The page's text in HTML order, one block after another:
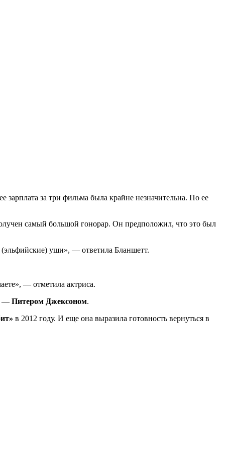
зарплата за три фильма была крайне незначительна. По ее
самый большой гонорар. Он предположил, что это был
уши», — ответила Бланшетт.
— отметила актриса.
— Питером Джексоном.
в 2012 году. И еще она выразила готовность вернуться в